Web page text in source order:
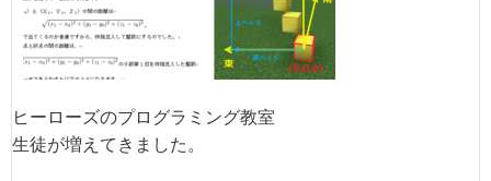
ヒーローズのプログラミング教室
生徒が増えてきました。